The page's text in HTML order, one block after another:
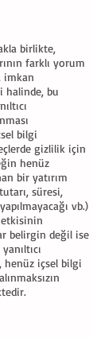
birlikte,
farklı yorum
imkan
halinde, bu
bilgi
gizlilik için
henüz
bir yatırım
süresi,
vb.)
etkisinin
belirgin değil ise
henüz içsel bilgi